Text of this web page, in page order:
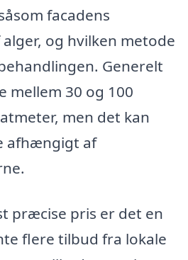
facadens
og hvilken metode
Generelt
mellem 30 og 100
men det kan
afhængigt af
præcise pris er det en
flere tilbud fra lokale